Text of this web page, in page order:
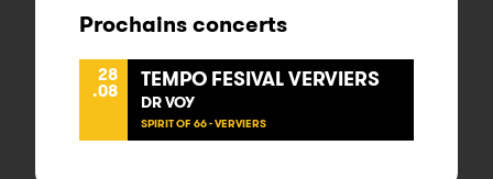
Prochains concerts
28
.08 TEMPO FESIVAL VERVIERS
DR VOY
SPIRIT OF 66 - VERVIERS